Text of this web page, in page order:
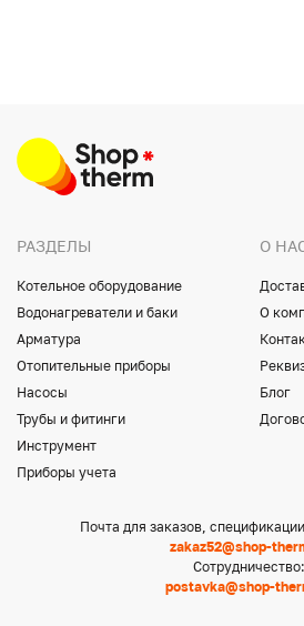
РАЗДЕЛЫ
Котельное оборудование
Водонагреватели и баки
Арматура
Отопительные приборы
Насосы
Трубы и фитинги
Инструмент
Приборы учета
О
О
Блог
Почта для заказов,
zakaz52@shop-
Сотрудничество:
postavka@shop-